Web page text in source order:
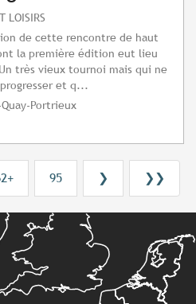
LOISIRS
de cette rencontre de haut
la première édition eut lieu
très vieux tournoi mais qui ne
et q...
Portrieux
95 ❯ ❯❯